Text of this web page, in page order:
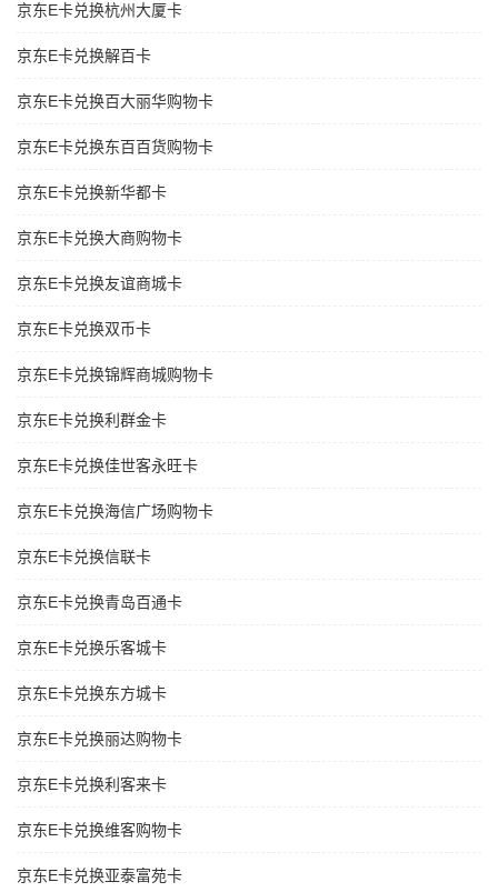
京东E卡兑换杭州大厦卡
京东E卡兑换解百卡
京东E卡兑换百大丽华购物卡
京东E卡兑换东百百货购物卡
京东E卡兑换新华都卡
京东E卡兑换大商购物卡
京东E卡兑换友谊商城卡
京东E卡兑换双币卡
京东E卡兑换锦辉商城购物卡
京东E卡兑换利群金卡
京东E卡兑换佳世客永旺卡
京东E卡兑换海信广场购物卡
京东E卡兑换信联卡
京东E卡兑换青岛百通卡
京东E卡兑换乐客城卡
京东E卡兑换东方城卡
京东E卡兑换丽达购物卡
京东E卡兑换利客来卡
京东E卡兑换维客购物卡
京东E卡兑换亚泰富苑卡